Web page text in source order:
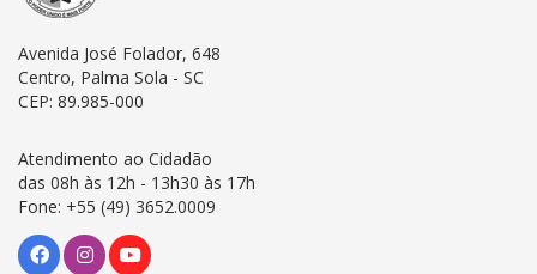
Avenida José Folador, 648
Centro, Palma Sola - SC
CEP: 89.985-000
Atendimento ao Cidadão
das 08h às 12h - 13h30 às 17h
Fone: +55 (49) 3652.0009